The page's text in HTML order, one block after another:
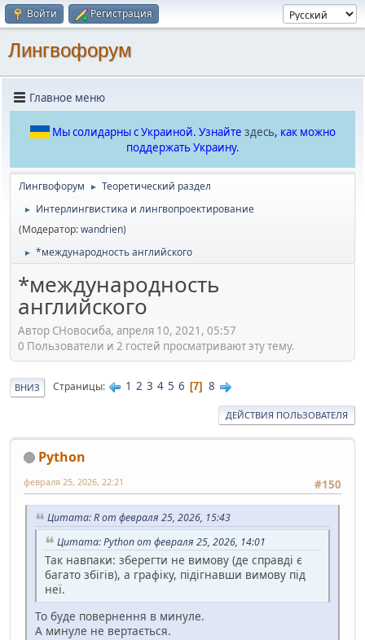
Войти Регистрация
Лингвофорум
Главное меню
Мы солидарны с Украиной. Узнайте здесь, как можно
поддержать Украину.
Лингвофорум ► Теоретический раздел
►
Интерлингвистика и лингвопроектирование
(Модератор:wandrien)
► *международность английского
*международность
английского
Автор СНовосиба, апреля 10, 2021, 05:57
0 Пользователи и 2 гостей просматривают эту тему.
ВНИЗ Страницы 1 2 3 4 5 6 7 8
ДЕЙСТВИЯ ПОЛЬЗОВАТЕЛЯ
Python
#150
февраля 25, 2026, 22:21
Цитата: R от февраля 25, 2026, 15:43
Цитата: Python от февраля 25, 2026, 14:01
Так навпаки: зберегти не вимову (де справді є
багато збігів), а графіку, підігнавши вимову під
неї.
То буде повернення в минуле.
А минуле не вертається.